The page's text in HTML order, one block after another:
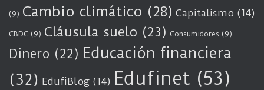
(9) Cambio climático (28) Capitalismo (14)
CBDC (9) Cláusula suelo (23) Consumidores (9)
Dinero (22) Educación financiera
(32) EdufiBlog (14) Edufinet (53)